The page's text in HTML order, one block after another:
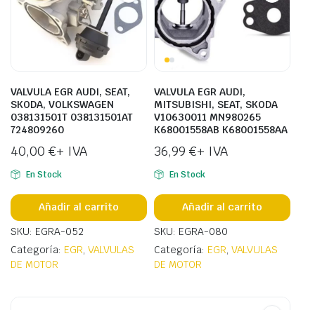
VALVULA EGR AUDI, SEAT,
SKODA, VOLKSWAGEN
038131501T 038131501AT
724809260
40,00 €+ IVA
En Stock
Añadir al carrito
SKU: EGRA-052
Categoría: EGR, VALVULAS
DE MOTOR
VALVULA EGR AUDI,
MITSUBISHI, SEAT, SKODA
V10630011 MN980265
K68001558AB K68001558AA
36,99 €+ IVA
En Stock
Añadir al carrito
SKU: EGRA-080
Categoría: EGR, VALVULAS
DE MOTOR